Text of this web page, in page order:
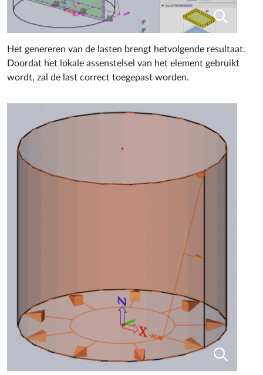
Het genereren van de lasten brengt hetvolgende resultaat.
Doordat het lokale assenstelsel van het element gebruikt
wordt, zal de last correct toegepast worden.